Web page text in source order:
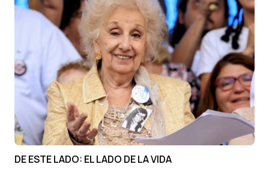
DE ESTE LADO: EL LADO DE LA VIDA